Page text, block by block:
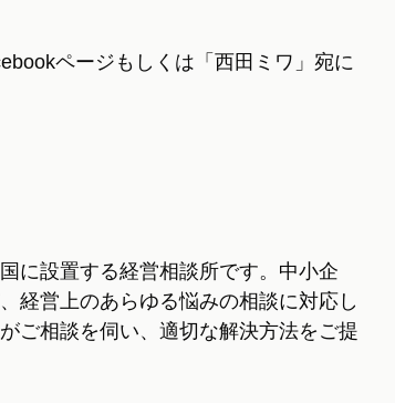
ページもしくは「西田ミワ」宛に
に設置する経営相談所です。中小企
経営上のあらゆる悩みの相談に対応し
ご相談を伺い、適切な解決方法をご提